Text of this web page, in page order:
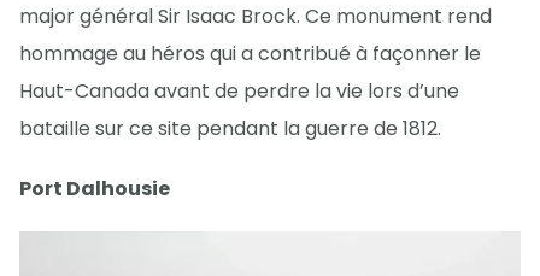
major général Sir Isaac Brock. Ce monument rend
hommage au héros qui a contribué à façonner le
Haut-Canada avant de perdre la vie lors d’une
bataille sur ce site pendant la guerre de 1812.
Port Dalhousie